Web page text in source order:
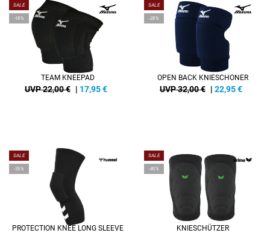
SALE
-18%
TEAM KNEEPAD
UVP 22,00 € | 17,95€
SALE
-28%
OPEN BACK KNIESCHONER
UVP 32,00 € | 22,95€
SALE
-35%
PROTECTION KNEE LONG SLEEVE
SALE
-40%
KNIESCHÜTZER